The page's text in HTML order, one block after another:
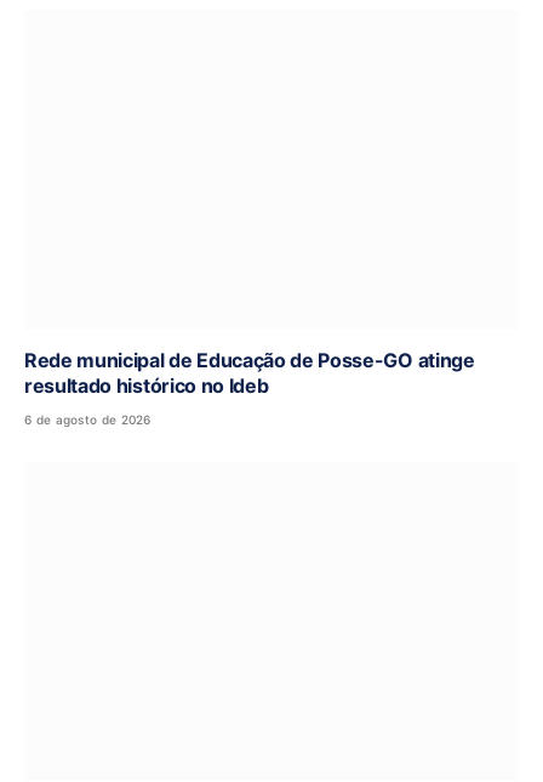
Rede municipal de Educação de Posse-GO atinge
resultado histórico no Ideb
6 de agosto de 2026